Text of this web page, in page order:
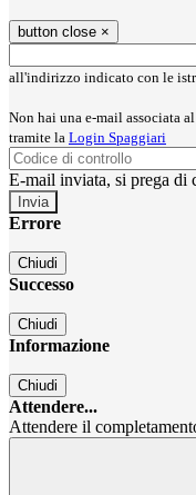
button close ×
all'indirizzo indicato con le
Non hai una e-mail associata
tramite la Login Spaggiari
E-mail inviata, si prega di
Errore
Chiudi
Successo
Chiudi
Informazione
Chiudi
Attendere...
Attendere il